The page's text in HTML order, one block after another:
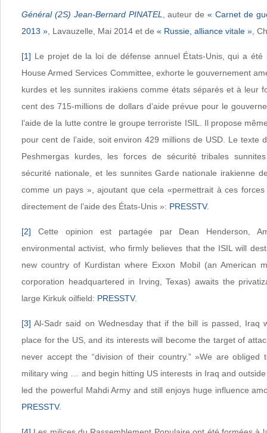
Général (2S) Jean-Bernard PINATEL , auteur de« Carnet de
2013 » , Lavauzelle, Mai 2014 et de « Russie, alliance vitale » ,
[1] Le projet de la loi de défense annuel États-Unis, qui a
House Armed Services Committee, exhorte le gouvernement
kurdes et les sunnites irakiens comme états séparés et à leur
cent des 715-millions de dollars d’aide prévue pour le
l’aide de la lutte contre le groupe terroriste ISIL. Il propose
pour cent de l’aide, soit environ 429 millions de USD. Le texte
Peshmergas kurdes, les forces de sécurité tribales
sécurité nationale, et les sunnites Garde nationale irakienne
comme un pays », ajoutant que cela «permettrait à ces
directement de l’aide des États-Unis »: PRESSTV.
[2] Cette opinion est partagée par Dean Henderson,
environmental activist, who firmly believes that the ISIL will
new country of Kurdistan where Exxon Mobil (an American
corporation headquartered in Irving, Texas) awaits the
large Kirkuk oilfield: PRESSTV.
[3] Al-Sadr said on Wednesday that if the bill is passed, Iraq
place for the US, and its interests will become the target of
never accept the “division of their country.” »We are
military wing … and begin hitting US interests in Iraq and outside
led the powerful Mahdi Army and still enjoys huge influence
PRESSTV.